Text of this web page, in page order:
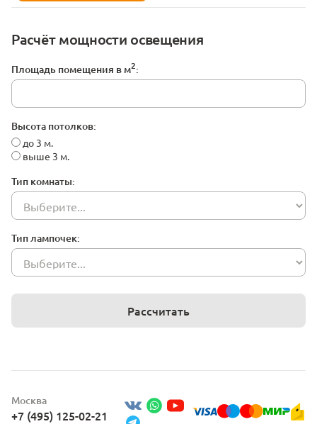
Расчёт мощности освещения
Площадь помещения в м2:
Высота потолков:
до 3 м.
выше 3 м.
Тип комнаты:
Тип лампочек:
Рассчитать
Москва
+7 (495) 125-02-21